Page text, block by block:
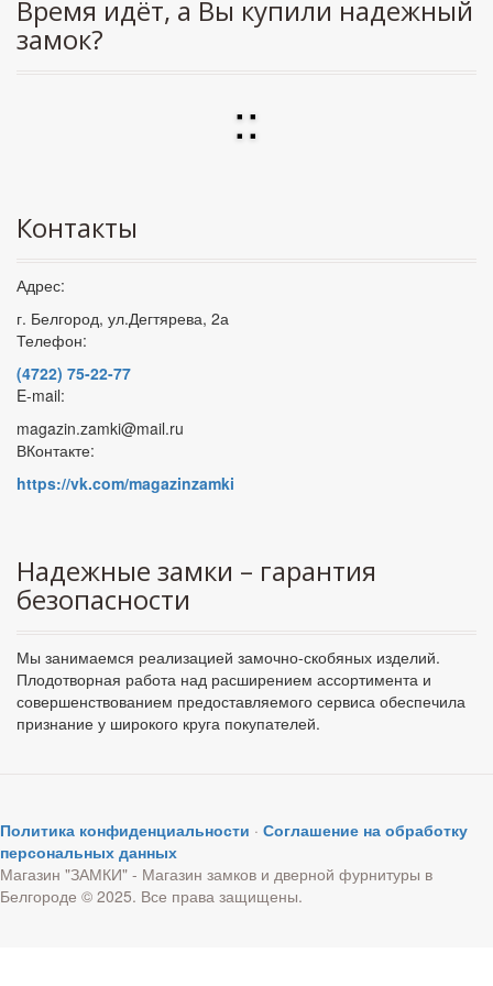
Время идёт, а Вы купили надежный
замок?
::
Контакты
Адрес:
г. Белгород, ул.Дегтярева, 2а
Телефон:
(4722) 75-22-77
E-mail:
magazin.zamki@mail.ru
ВКонтакте:
https://vk.com/magazinzamki
Надежные замки – гарантия
безопасности
Мы занимаемся реализацией замочно-скобяных изделий.
Плодотворная работа над расширением ассортимента и
совершенствованием предоставляемого сервиса обеспечила
признание у широкого круга покупателей.
Политика конфиденциальности · Соглашение на обработку
персональных данных
Магазин "ЗАМКИ" - Магазин замков и дверной фурнитуры в
Белгороде © 2025. Все права защищены.